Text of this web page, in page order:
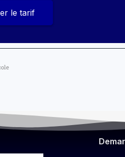
le tarif